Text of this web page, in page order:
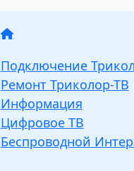
Подключение
Ремонт Триколор-ТВ
Информация
Цифровое ТВ
Беспроводной
и